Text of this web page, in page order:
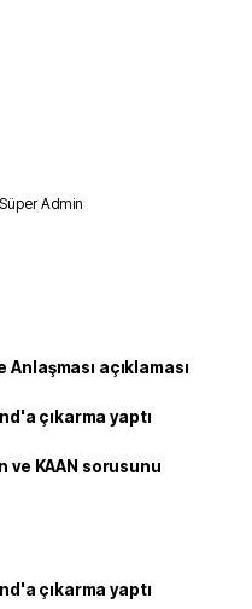
Admin
açıklaması
çıkarma yaptı
ve KAAN sorusunu
çıkarma yaptı